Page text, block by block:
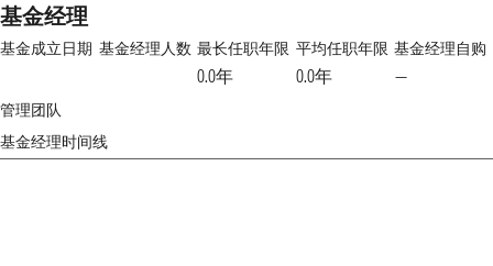
基金经理
基金成立日期 基金经理人数 最长任职年限
0.0年
平均任职年限
0.0年
基金经理自购
—
管理团队
基金经理时间线